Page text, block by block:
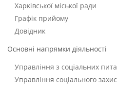
Харківської міської ради
Графік прийому
Довідник
Основні напрямки діяльності
Управління з соціальних
Управління соціального